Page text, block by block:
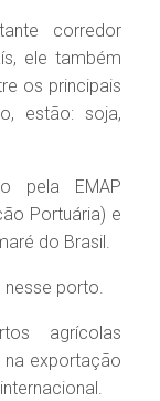
corredor
ele também
os principais
estão: soja,
pela EMAP
Portuária) e
do Brasil.
porto.
agrícolas
na exportação